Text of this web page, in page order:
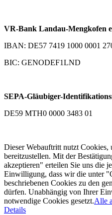
VR-Bank Landau-Mengkofen
IBAN: DE57 7419 1000 0001
BIC: GENODEF1LND
SEPA-Gläubiger-
DE59 MTH0 0000 3483 01
Dieser Webauftritt nutzt
bereitzustellen. Mit der
akzeptieren" erteilen Sie uns die
Einwilligung, dass wir die unter
beschriebenen Cookies zu den
dürfen. Unabhängig von Ihrer
notwendige Cookies gesetzt.Alle
Details